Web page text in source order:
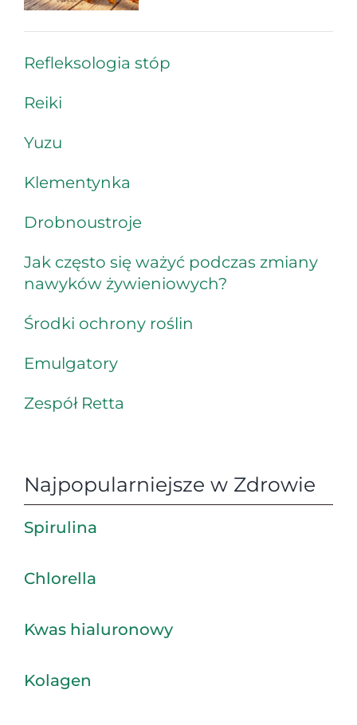
Refleksologia stóp
Reiki
Yuzu
Klementynka
Drobnoustroje
Jak często się ważyć podczas zmiany
nawyków żywieniowych?
Środki ochrony roślin
Emulgatory
Zespół Retta
Najpopularniejsze w Zdrowie
Spirulina
Chlorella
Kwas hialuronowy
Kolagen